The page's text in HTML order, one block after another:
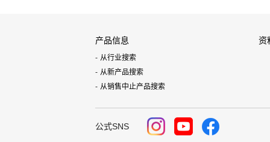
产品信息
从行业搜索
从新产品搜索
从销售中止产品搜索
资
公式SNS